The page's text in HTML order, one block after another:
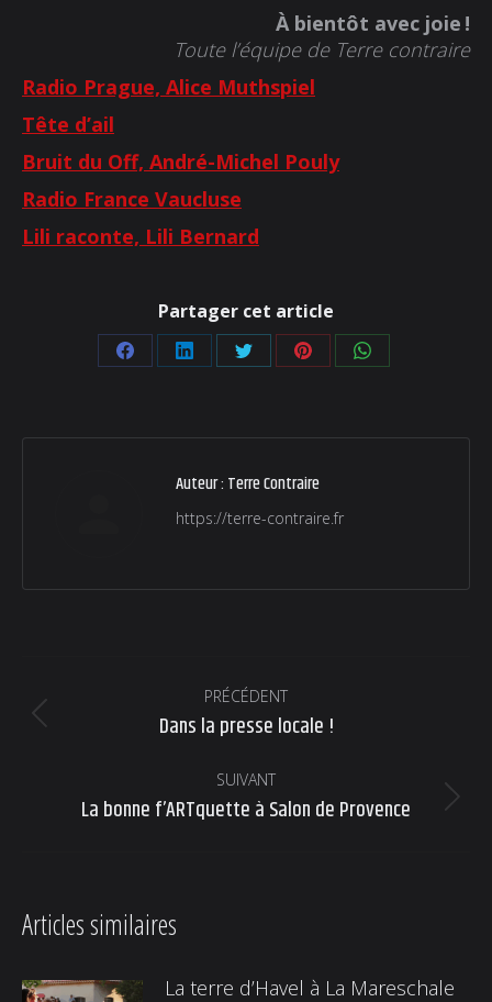
À bientôt avec joie !
Toute l’équipe de Terre contraire
Radio Prague, Alice Muthspiel
Tête d’ail
Bruit du Off, André-Michel Pouly
Radio France Vaucluse
Lili raconte, Lili Bernard
Partager cet article
Partager
Facebook
Partager
LinkedIn
Partager
Twitter
Partager
Pinterest
Partager
WhatsApp
Auteur : Terre Contraire
https://terre-contraire.fr
article
PRÉCÉDENT
Article
:
Dans la presse locale !
SUIVANT
Article
La bonne f’ARTquette à Salon de Provence
Articles similaires
La terre d’Havel à La Mareschale